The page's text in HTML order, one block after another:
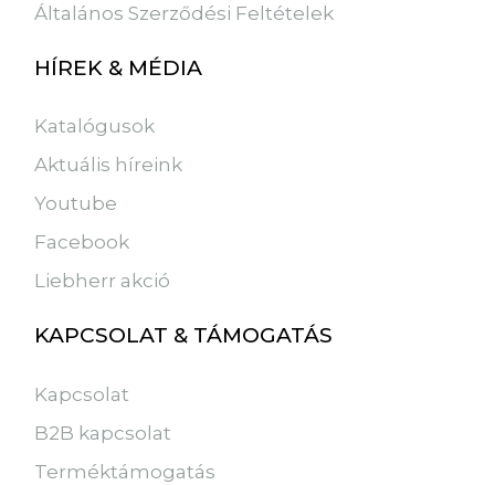
Általános Szerződési Feltételek
HÍREK & MÉDIA
Katalógusok
Aktuális híreink
Youtube
Facebook
Liebherr akció
KAPCSOLAT & TÁMOGATÁS
Kapcsolat
B2B kapcsolat
Terméktámogatás